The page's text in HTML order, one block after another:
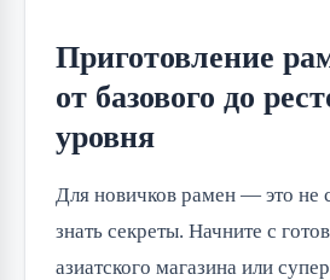
Приготовление
от базового до
уровня
Для новичков рамен — это не
знать секреты. Начните с
азиатского магазина или